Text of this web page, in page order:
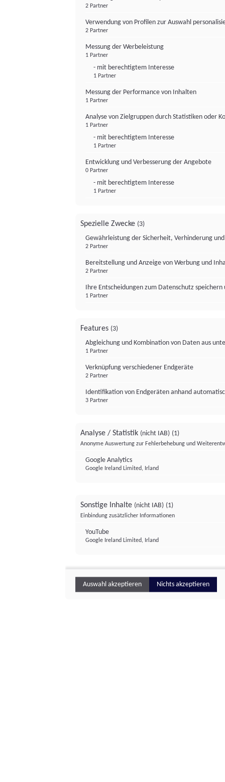
2 Partner
Verwendung von Profilen zur Auswahl
2 Partner
Messung der Werbeleistung
1 Partner
- mit berechtigtem Interesse
1 Partner
Messung der Performance von Inhalten
1 Partner
Analyse von Zielgruppen durch Statistiken oder
1 Partner
- mit berechtigtem Interesse
1 Partner
Entwicklung und Verbesserung der Angebote
0 Partner
- mit berechtigtem Interesse
1 Partner
Spezielle Zwecke (3)
Gewährleistung der Sicherheit, Verhinderung
2 Partner
Bereitstellung und Anzeige von Werbung und
2 Partner
Ihre Entscheidungen zum Datenschutz
1 Partner
Features (3)
Abgleichung und Kombination von Daten aus
1 Partner
Verknüpfung verschiedener Endgeräte
2 Partner
Identifikation von Endgeräten anhand
3 Partner
Analyse / Statistik (nicht IAB) (1)
Anonyme Auswertung zur Fehlerbehebung und
Google Analytics
Google Ireland Limited, Irland
Sonstige Inhalte (nicht IAB) (1)
Einbindung zusätzlicher Informationen
YouTube
Google Ireland Limited, Irland
Auswahl akzeptieren Nichts akzeptieren